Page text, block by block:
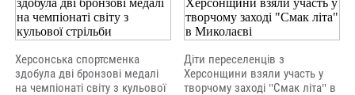
Херсонська спортсменка
здобула дві бронзові медалі
на чемпіонаті світу з кульової
Діти переселенців з
Херсонщини взяли участь у
творчому заході "Смак літа" в